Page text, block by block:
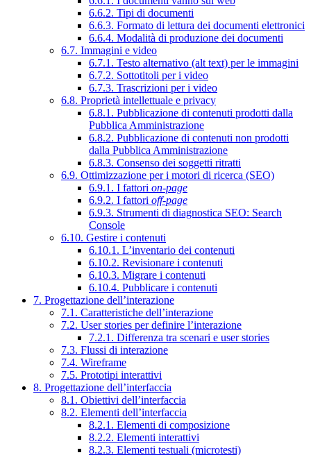
6.6.2. Tipi di documenti
6.6.3. Formato di lettura dei documenti elettronici
6.6.4. Modalità di produzione dei documenti
6.7. Immagini e video
6.7.1. Testo alternativo (alt text) per le immagini
6.7.2. Sottotitoli per i video
6.7.3. Trascrizioni per i video
6.8. Proprietà intellettuale e privacy
6.8.1. Pubblicazione di contenuti prodotti dalla
Pubblica Amministrazione
6.8.2. Pubblicazione di contenuti non prodotti
dalla Pubblica Amministrazione
6.8.3. Consenso dei soggetti ritratti
6.9. Ottimizzazione per i motori di ricerca (SEO)
6.9.1. I fattori on-page
6.9.2. I fattori off-page
6.9.3. Strumenti di diagnostica SEO: Search
Console
6.10. Gestire i contenuti
6.10.1. L’inventario dei contenuti
6.10.2. Revisionare i contenuti
6.10.3. Migrare i contenuti
6.10.4. Pubblicare i contenuti
7. Progettazione dell’interazione
7.1. Caratteristiche dell’interazione
7.2. User stories per definire l’interazione
7.2.1. Differenza tra scenari e user stories
7.3. Flussi di interazione
7.4. Wireframe
7.5. Prototipi interattivi
8. Progettazione dell’interfaccia
8.1. Obiettivi dell’interfaccia
8.2. Elementi dell’interfaccia
8.2.1. Elementi di composizione
8.2.2. Elementi interattivi
8.2.3. Elementi testuali (microtesti)